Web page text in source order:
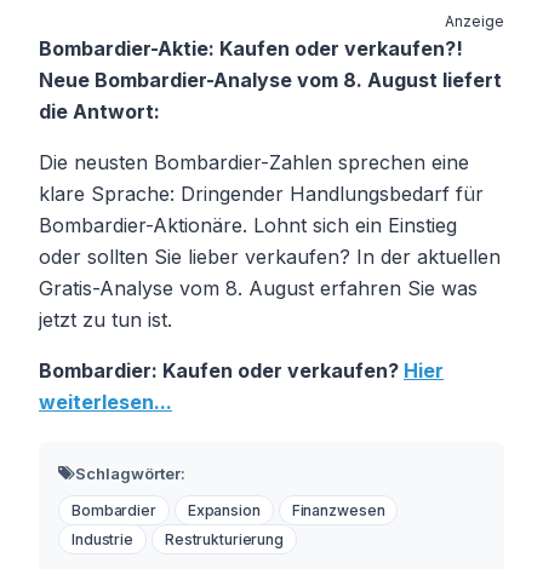
Anzeige
Bombardier-Aktie: Kaufen oder verkaufen?!
Neue Bombardier-Analyse vom 8. August liefert
die Antwort:
Die neusten Bombardier-Zahlen sprechen eine
klare Sprache: Dringender Handlungsbedarf für
Bombardier-Aktionäre. Lohnt sich ein Einstieg
oder sollten Sie lieber verkaufen? In der aktuellen
Gratis-Analyse vom 8. August erfahren Sie was
jetzt zu tun ist.
Bombardier: Kaufen oder verkaufen? Hier
weiterlesen...
Schlagwörter:
Bombardier Expansion
Finanzwesen
Industrie
Restrukturierung